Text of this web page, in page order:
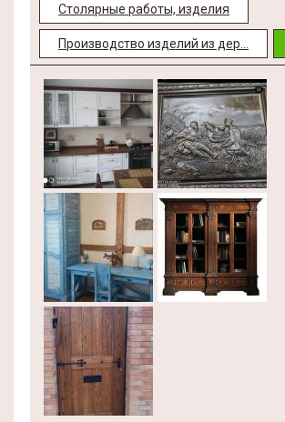
Столярные работы, изделия
Производство изделий из дер...